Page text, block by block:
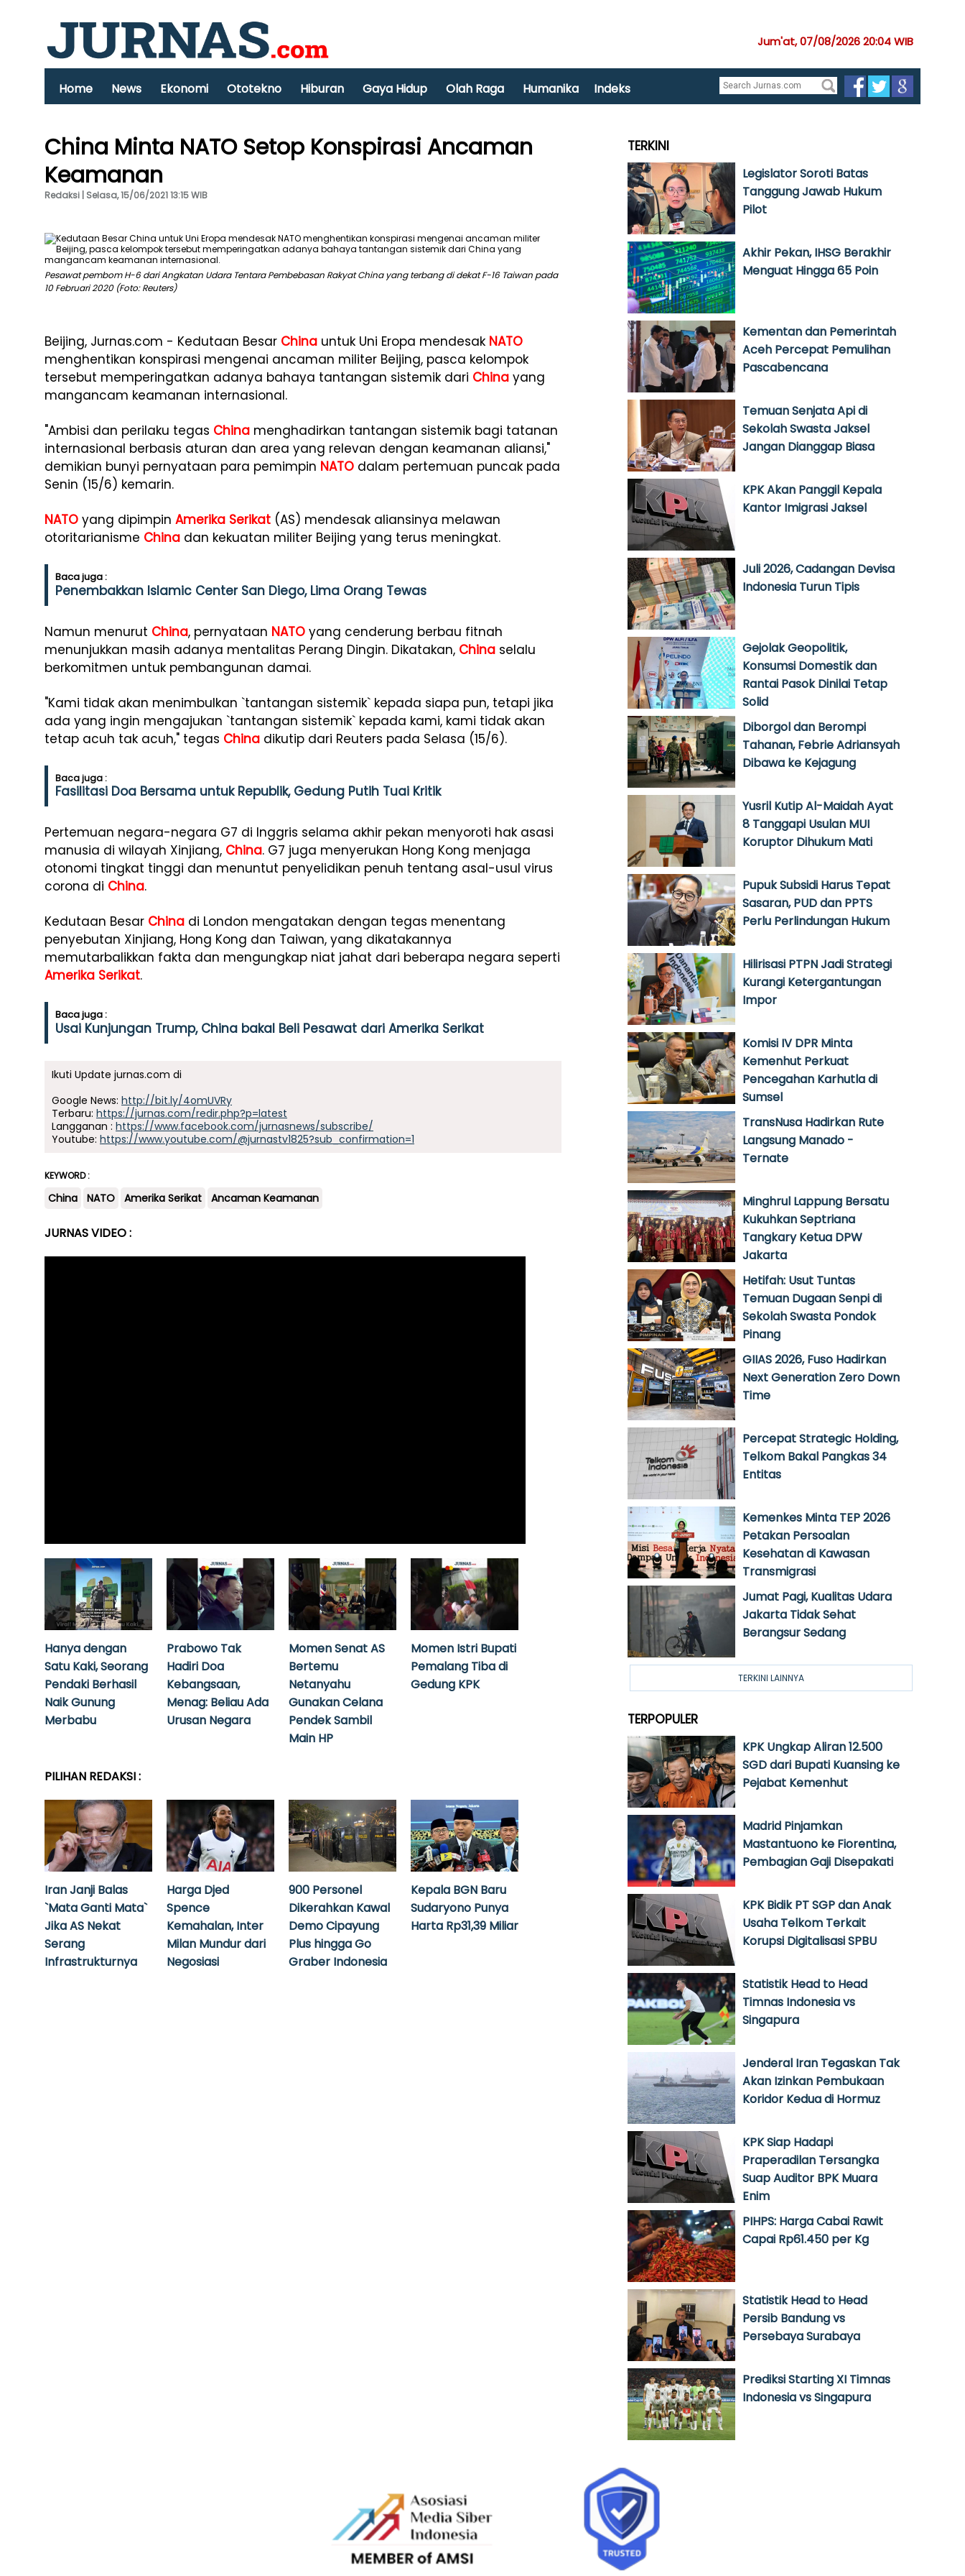
Jum'at, 07/08/2026 20:04 WIB
Home News Ekonomi Ototekno Hiburan Gaya Hidup Olah Raga Humanika Indeks
China Minta NATO Setop Konspirasi Ancaman
Keamanan
Redaksi | Selasa, 15/06/2021 13:15 WIB
Pesawat pembom H-6 dari Angkatan Udara Tentara Pembebasan Rakyat China yang terbang di dekat F-16 Taiwan pada
10 Februari 2020 (Foto: Reuters)
Beijing, Jurnas.com - Kedutaan Besar China untuk Uni Eropa mendesak NATO
menghentikan konspirasi mengenai ancaman militer Beijing, pasca kelompok
tersebut memperingatkan adanya bahaya tantangan sistemik dari China yang
mangancam keamanan internasional.
"Ambisi dan perilaku tegas China menghadirkan tantangan sistemik bagi tatanan
internasional berbasis aturan dan area yang relevan dengan keamanan aliansi,"
demikian bunyi pernyataan para pemimpin NATO dalam pertemuan puncak pada
Senin (15/6) kemarin.
NATO yang dipimpin Amerika Serikat (AS) mendesak aliansinya melawan
otoritarianisme China dan kekuatan militer Beijing yang terus meningkat.
Baca juga :
Penembakkan Islamic Center San Diego, Lima Orang Tewas
Namun menurut China, pernyataan NATO yang cenderung berbau fitnah
menunjukkan masih adanya mentalitas Perang Dingin. Dikatakan, China selalu
berkomitmen untuk pembangunan damai.
"Kami tidak akan menimbulkan `tantangan sistemik` kepada siapa pun, tetapi jika
ada yang ingin mengajukan `tantangan sistemik` kepada kami, kami tidak akan
tetap acuh tak acuh," tegas China dikutip dari Reuters pada Selasa (15/6).
Baca juga :
Fasilitasi Doa Bersama untuk Republik, Gedung Putih Tuai Kritik
Pertemuan negara-negara G7 di Inggris selama akhir pekan menyoroti hak asasi
manusia di wilayah Xinjiang, China. G7 juga menyerukan Hong Kong menjaga
otonomi tingkat tinggi dan menuntut penyelidikan penuh tentang asal-usul virus
corona di China.
Kedutaan Besar China di London mengatakan dengan tegas menentang
penyebutan Xinjiang, Hong Kong dan Taiwan, yang dikatakannya
memutarbalikkan fakta dan mengungkap niat jahat dari beberapa negara seperti
Amerika Serikat.
Baca juga :
Usai Kunjungan Trump, China bakal Beli Pesawat dari Amerika Serikat
Ikuti Update jurnas.com di
Google News: http://bit.ly/4omUVRy
Terbaru: https://jurnas.com/redir.php?p=latest
Langganan : https://www.facebook.com/jurnasnews/subscribe/
Youtube: https://www.youtube.com/@jurnastv1825?sub_confirmation=1
KEYWORD :
China NATO Amerika Serikat Ancaman Keamanan
JURNAS VIDEO :
Hanya dengan
Satu Kaki, Seorang
Pendaki Berhasil
Naik Gunung
Merbabu
Prabowo Tak
Hadiri Doa
Kebangsaan,
Menag: Beliau Ada
Urusan Negara
Momen Senat AS
Bertemu
Netanyahu
Gunakan Celana
Pendek Sambil
Main HP
Momen Istri Bupati
Pemalang Tiba di
Gedung KPK
PILIHAN REDAKSI :
Iran Janji Balas
`Mata Ganti Mata`
Jika AS Nekat
Serang
Infrastrukturnya
Harga Djed
Spence
Kemahalan, Inter
Milan Mundur dari
Negosiasi
900 Personel
Dikerahkan Kawal
Demo Cipayung
Plus hingga Go
Graber Indonesia
Kepala BGN Baru
Sudaryono Punya
Harta Rp31,39 Miliar
TERKINI
Legislator Soroti Batas
Tanggung Jawab Hukum
Pilot
Akhir Pekan, IHSG Berakhir
Menguat Hingga 65 Poin
Kementan dan Pemerintah
Aceh Percepat Pemulihan
Pascabencana
Temuan Senjata Api di
Sekolah Swasta Jaksel
Jangan Dianggap Biasa
KPK Akan Panggil Kepala
Kantor Imigrasi Jaksel
Juli 2026, Cadangan Devisa
Indonesia Turun Tipis
Gejolak Geopolitik,
Konsumsi Domestik dan
Rantai Pasok Dinilai Tetap
Solid
Diborgol dan Berompi
Tahanan, Febrie Adriansyah
Dibawa ke Kejagung
Yusril Kutip Al-Maidah Ayat
8 Tanggapi Usulan MUI
Koruptor Dihukum Mati
Pupuk Subsidi Harus Tepat
Sasaran, PUD dan PPTS
Perlu Perlindungan Hukum
Hilirisasi PTPN Jadi Strategi
Kurangi Ketergantungan
Impor
Komisi IV DPR Minta
Kemenhut Perkuat
Pencegahan Karhutla di
Sumsel
TransNusa Hadirkan Rute
Langsung Manado -
Ternate
Minghrul Lappung Bersatu
Kukuhkan Septriana
Tangkary Ketua DPW
Jakarta
Hetifah: Usut Tuntas
Temuan Dugaan Senpi di
Sekolah Swasta Pondok
Pinang
GIIAS 2026, Fuso Hadirkan
Next Generation Zero Down
Time
Percepat Strategic Holding,
Telkom Bakal Pangkas 34
Entitas
Kemenkes Minta TEP 2026
Petakan Persoalan
Kesehatan di Kawasan
Transmigrasi
Jumat Pagi, Kualitas Udara
Jakarta Tidak Sehat
Berangsur Sedang
TERKINI LAINNYA
TERPOPULER
KPK Ungkap Aliran 12.500
SGD dari Bupati Kuansing ke
Pejabat Kemenhut
Madrid Pinjamkan
Mastantuono ke Fiorentina,
Pembagian Gaji Disepakati
KPK Bidik PT SGP dan Anak
Usaha Telkom Terkait
Korupsi Digitalisasi SPBU
Statistik Head to Head
Timnas Indonesia vs
Singapura
Jenderal Iran Tegaskan Tak
Akan Izinkan Pembukaan
Koridor Kedua di Hormuz
KPK Siap Hadapi
Praperadilan Tersangka
Suap Auditor BPK Muara
Enim
PIHPS: Harga Cabai Rawit
Capai Rp61.450 per Kg
Statistik Head to Head
Persib Bandung vs
Persebaya Surabaya
Prediksi Starting XI Timnas
Indonesia vs Singapura